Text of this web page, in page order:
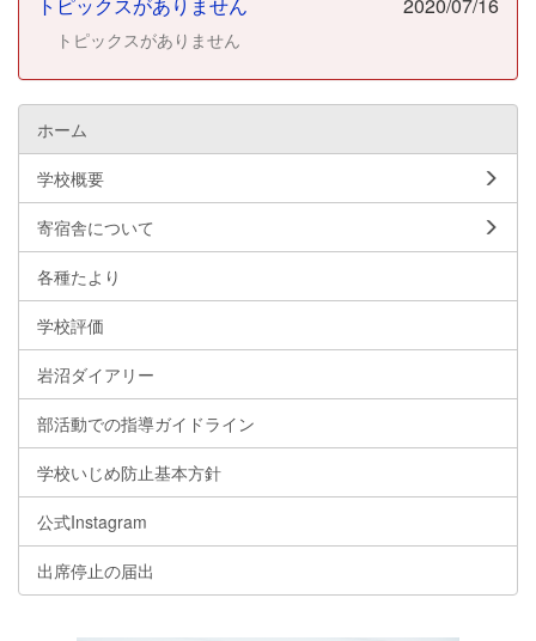
トピックスがありません
ホーム
学校概要
寄宿舎について
各種たより
学校評価
岩沼ダイアリー
部活動での指導ガイドライン
学校いじめ防止基本方針
公式Instagram
出席停止の届出